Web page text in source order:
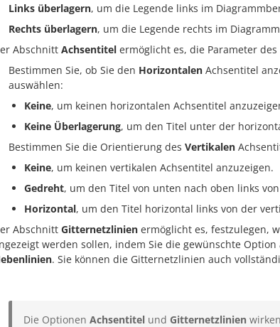
Links überlagern, um die Legende links im
Rechts überlagern, um die Legende rechts im
Abschnitt Achsentitel ermöglicht es, die Parameter des
Bestimmen Sie, ob Sie den Horizontalen Achsentitel
auswählen:
Keine, um keinen horizontalen Achsentitel
Keine Überlagerung, um den Titel unter der
Bestimmen Sie die Orientierung des Vertikalen
Keine, um keinen vertikalen Achsentitel anzuzeigen.
Gedreht, um den Titel von unten nach oben links
Horizontal, um den Titel horizontal links von der
Abschnitt Gitternetzlinien ermöglicht es, festzulegen,
werden sollen, indem Sie die gewünschte Option
. Sie können die Gitternetzlinien auch
Die Optionen Achsentitel und Gitternetzlinien